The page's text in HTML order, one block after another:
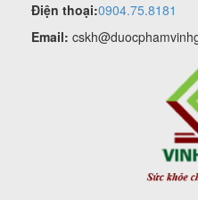
Điện thoại:0904.75.8181
Email: